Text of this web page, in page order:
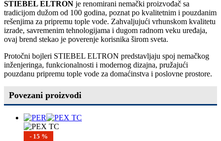
STIEBEL ELTRON je renomirani nemački proizvođač sa
tradicijom dužom od 100 godina, poznat po kvalitetnim i pouzdanim
rešenjima za pripremu tople vode. Zahvaljujući vrhunskom kvalitetu
izrade, savremenim tehnologijama i dugom radnom veku uređaja,
ovaj brend stekao je poverenje korisnika širom sveta.
Protočni bojleri STIEBEL ELTRON predstavljaju spoj nemačkog
inženjeringa, funkcionalnosti i modernog dizajna, pružajući
pouzdanu pripremu tople vode za domaćinstva i poslovne prostore.
Povezani proizvodi
- 15 %